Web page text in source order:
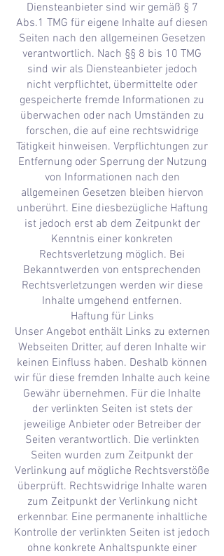
Diensteanbieter sind wir gemäß § 7
Abs.1 TMG für eigene Inhalte auf diesen
Seiten nach den allgemeinen Gesetzen
verantwortlich. Nach §§ 8 bis 10 TMG
sind wir als Diensteanbieter jedoch
nicht verpflichtet, übermittelte oder
gespeicherte fremde Informationen zu
überwachen oder nach Umständen zu
forschen, die auf eine rechtswidrige
Tätigkeit hinweisen. Verpflichtungen zur
Entfernung oder Sperrung der Nutzung
von Informationen nach den
allgemeinen Gesetzen bleiben hiervon
unberührt. Eine diesbezügliche Haftung
ist jedoch erst ab dem Zeitpunkt der
Kenntnis einer konkreten
Rechtsverletzung möglich. Bei
Bekanntwerden von entsprechenden
Rechtsverletzungen werden wir diese
Inhalte umgehend entfernen.
Haftung für Links
Unser Angebot enthält Links zu externen
Webseiten Dritter, auf deren Inhalte wir
keinen Einfluss haben. Deshalb können
wir für diese fremden Inhalte auch keine
Gewähr übernehmen. Für die Inhalte
der verlinkten Seiten ist stets der
jeweilige Anbieter oder Betreiber der
Seiten verantwortlich. Die verlinkten
Seiten wurden zum Zeitpunkt der
Verlinkung auf mögliche Rechtsverstöße
überprüft. Rechtswidrige Inhalte waren
zum Zeitpunkt der Verlinkung nicht
erkennbar. Eine permanente inhaltliche
Kontrolle der verlinkten Seiten ist jedoch
ohne konkrete Anhaltspunkte einer